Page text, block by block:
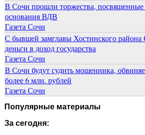
В Сочи прошли торжества,
основания ВДВ
Газета Сочи
С бывшей замглавы Хостинского
деньги в доход государства
Газета Сочи
В Сочи будут судить мошенника,
более 6 млн. рублей
Газета Сочи
Популярные материалы
За сегодня: